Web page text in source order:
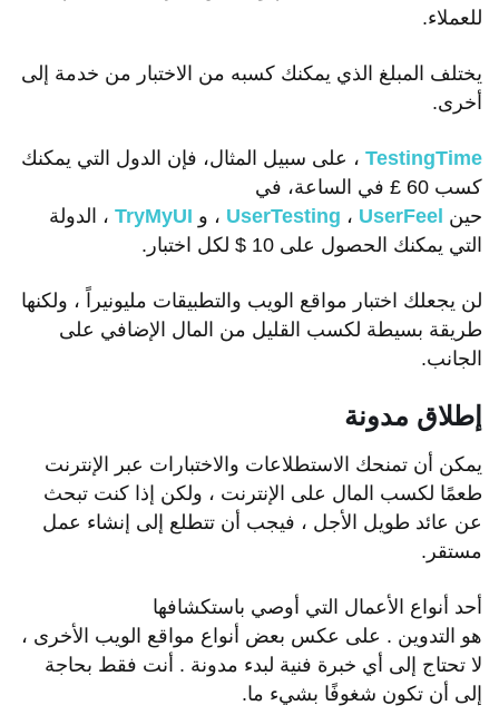
للعملاء.
يختلف المبلغ الذي يمكنك كسبه من الاختبار من خدمة إلى
أخرى.
TestingTime ، على سبيل المثال، فإن الدول التي يمكنك
كسب 60 £ في الساعة، في
حين
UserTesting ، UserFeel ، و TryMyUI ، الدولة
التي يمكنك الحصول على 10 $ لكل اختبار.
لن يجعلك اختبار مواقع الويب والتطبيقات مليونيراً ، ولكنها
طريقة بسيطة لكسب القليل من المال الإضافي على
الجانب.
إطلاق مدونة
يمكن أن تمنحك الاستطلاعات والاختبارات عبر الإنترنت
طعمًا لكسب المال على الإنترنت ، ولكن إذا كنت تبحث
عن عائد طويل الأجل ، فيجب أن تتطلع إلى إنشاء عمل
مستقر.
أحد أنواع الأعمال التي أوصي باستكشافها
هو التدوين . على عكس بعض أنواع مواقع الويب الأخرى ،
لا تحتاج إلى أي خبرة فنية لبدء مدونة . أنت فقط بحاجة
إلى أن تكون شغوفًا بشيء ما.